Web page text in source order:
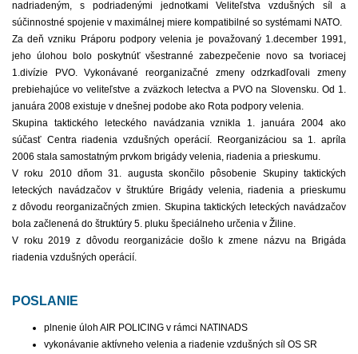
nadriadeným, s podriadenými jednotkami Veliteľstva vzdušných síl a
súčinnostné spojenie v maximálnej miere kompatibilné so systémami NATO.
Za deň vzniku Práporu podpory velenia je považovaný 1.december 1991,
jeho úlohou bolo poskytnúť všestranné zabezpečenie novo sa tvoriacej
1.divízie PVO. Vykonávané reorganizačné zmeny odzrkadľovali zmeny
prebiehajúce vo veliteľstve a zväzkoch letectva a PVO na Slovensku. Od 1.
januára 2008 existuje v dnešnej podobe ako Rota podpory velenia.
Skupina taktického leteckého navádzania vznikla 1. januára 2004 ako
súčasť Centra riadenia vzdušných operácií. Reorganizáciou sa 1. apríla
2006 stala samostatným prvkom brigády velenia, riadenia a prieskumu.
V roku 2010 dňom 31. augusta skončilo pôsobenie Skupiny taktických
leteckých navádzačov v štruktúre Brigády velenia, riadenia a prieskumu
z dôvodu reorganizačných zmien. Skupina taktických leteckých navádzačov
bola začlenená do štruktúry 5. pluku špeciálneho určenia v Žiline.
V roku 2019 z dôvodu reorganizácie došlo k zmene názvu na Brigáda
riadenia vzdušných operácií.
POSLANIE
plnenie úloh AIR POLICING v rámci NATINADS
vykonávanie aktívneho velenia a riadenie vzdušných síl OS SR